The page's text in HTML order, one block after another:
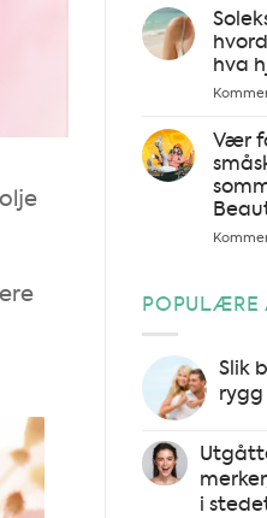
hva
Vær
POPULÆRE
Slik
i